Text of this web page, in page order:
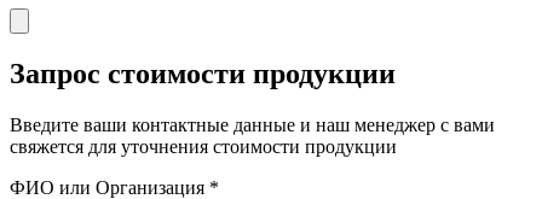
Запрос стоимости продукции
Введите ваши контактные данные и наш менеджер с вами
свяжется для уточнения стоимости продукции
ФИО или Организация *